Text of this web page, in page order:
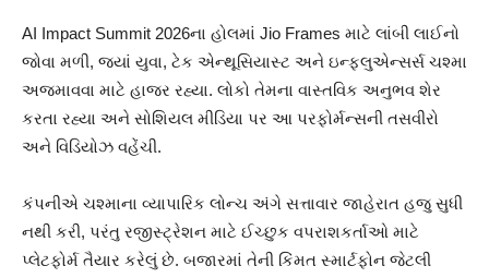
AI Impact Summit 2026ના હોલમાં Jio Frames માટે લાંબી લાઈનો
જોવા મળી, જ્યાં યુવા, ટેક એન્થૂસિયાસ્ટ અને ઇન્ફ્લુએન્સર્સ ચશ્મા
અજમાવવા માટે હાજર રહ્યા. લોકો તેમના વાસ્તવિક અનુભવ શેર
કરતા રહ્યા અને સોશિયલ મીડિયા પર આ પરફોર્મન્સની તસવીરો
અને વિડિયોઝ વહેંચી.
કંપનીએ ચશ્માના વ્યાપારિક લોન્ચ અંગે સત્તાવાર જાહેરાત હજુ સુધી
નથી કરી, પરંતુ રજીસ્ટ્રેશન માટે ઈચ્છુક વપરાશકર્તાઓ માટે
પ્લેટફોર્મ તૈયાર કરેલું છે. બજારમાં તેની કિંમત સ્માર્ટફોન જેટલી